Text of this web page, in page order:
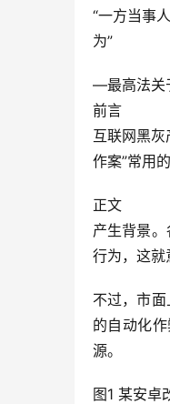
“一方当事
为”
—最高法关
前言
互联网黑
作案”常用
正文
产生背景
行为，这就
不过，市
的自动化
源。
图1 某安卓